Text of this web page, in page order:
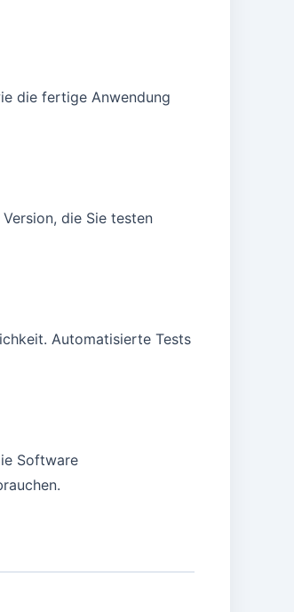
die fertige Anwendung
die Sie testen
Automatisierte Tests
Software